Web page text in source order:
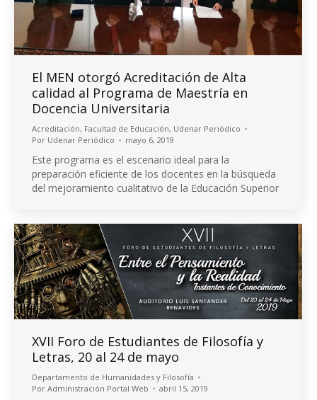
El MEN otorgó Acreditación de Alta
calidad al Programa de Maestría en
Docencia Universitaria
Acreditación, Facultad de Educación, Udenar Periódico
Por Udenar Periódico mayo 6, 2019
Este programa es el escenario ideal para la
preparación eficiente de los docentes en la búsqueda
del mejoramiento cualitativo de la Educación Superior
XVII Foro de Estudiantes de Filosofía y
Letras, 20 al 24 de mayo
Departamento de Humanidades y Filosofía
Por Administración Portal Web abril 15, 2019